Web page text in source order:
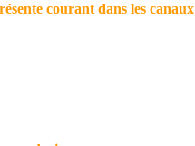
courant dans les canaux